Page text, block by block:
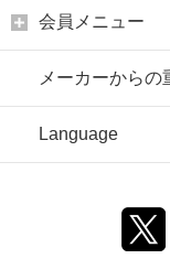
会員メニュー
メーカーから
Language